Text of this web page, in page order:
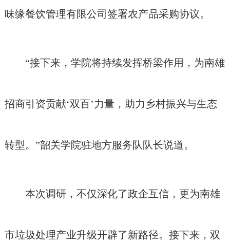
味缘餐饮管理有限公司签署农产品采购协议。
“接下来，学院将持续发挥桥梁作用，为南雄
招商引资贡献‘双百’力量，助力乡村振兴与生态
转型。”韶关学院驻地方服务队队长说道。
本次调研，不仅深化了政企互信，更为南雄
市垃圾处理产业升级开辟了新路径。接下来，双